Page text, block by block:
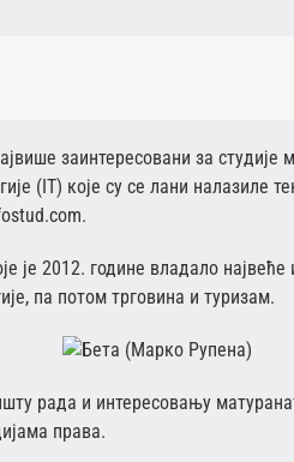
заинтересовани за студије
(IT) које су се лани налазиле
је 2012. године владало
па потом трговина и туризам.
рада и интересовању
права.